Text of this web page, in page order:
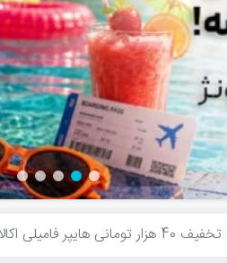
تومانی هایپر فامیلی اکالا